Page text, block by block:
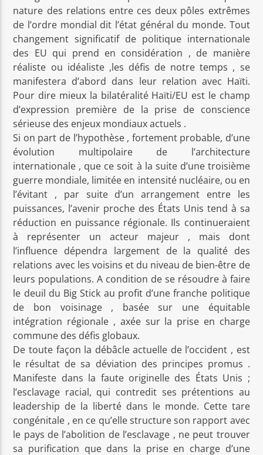
nature des relations entre ces deux pôles extrêmes
de l’ordre mondial dit l’état général du monde. Tout
changement significatif de politique internationale
des EU qui prend en considération , de manière
réaliste ou idéaliste ,les défis de notre temps , se
manifestera d’abord dans leur relation avec Haïti.
Pour dire mieux la bilatéralité Haïti/EU est le champ
d’expression première de la prise de conscience
sérieuse des enjeux mondiaux actuels .
Si on part de l’hypothèse , fortement probable, d’une
évolution multipolaire de l’architecture
internationale , que ce soit à la suite d’une troisième
guerre mondiale, limitée en intensité nucléaire, ou en
l’évitant , par suite d’un arrangement entre les
puissances, l’avenir proche des États Unis tend à sa
réduction en puissance régionale. Ils continueraient
à représenter un acteur majeur , mais dont
l’influence dépendra largement de la qualité des
relations avec les voisins et du niveau de bien-être de
leurs populations. A condition de se résoudre à faire
le deuil du Big Stick au profit d’une franche politique
de bon voisinage , basée sur une équitable
intégration régionale , axée sur la prise en charge
commune des défis globaux.
De toute façon la débâcle actuelle de l’occident , est
le résultat de sa déviation des principes promus .
Manifeste dans la faute originelle des États Unis ;
l’esclavage racial, qui contredit ses prétentions au
leadership de la liberté dans le monde. Cette tare
congénitale , en ce qu’elle structure son rapport avec
le pays de l’abolition de l’esclavage , ne peut trouver
sa purification que dans la prise en charge d’une